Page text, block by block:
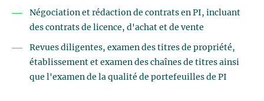
Négociation et rédaction de contrats en PI, incluant
des contrats de licence, d'achat et de vente
Revues diligentes, examen des titres de propriété,
établissement et examen des chaînes de titres ainsi
que l'examen de la qualité de portefeuilles de PI